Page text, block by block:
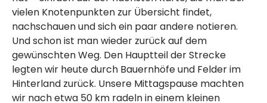
vielen Knotenpunkten zur Übersicht findet,
nachschauen und sich ein paar andere notieren.
Und schon ist man wieder zurück auf dem
gewünschten Weg. Den Hauptteil der Strecke
legten wir heute durch Bauernhöfe und Felder im
Hinterland zurück. Unsere Mittagspause machten
wir nach etwa 50 km radeln in einem kleinen